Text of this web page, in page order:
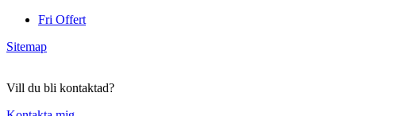
Fri Offert
Sitemap
Vill du bli kontaktad?